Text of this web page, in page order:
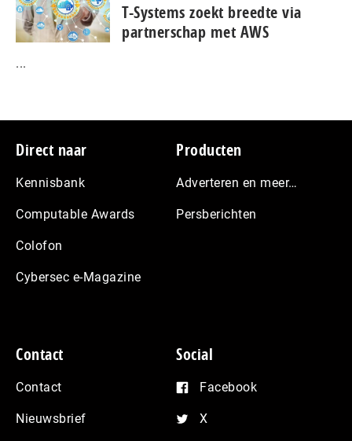
T-Systems zoekt breedte via
partnerschap met AWS
...
Footer
Direct naar
Kennisbank
Computable Awards
Colofon
Cybersec e-Magazine
Producten
Adverteren en meer…
Persberichten
Contact
Contact
Nieuwsbrief
Social
Facebook
X